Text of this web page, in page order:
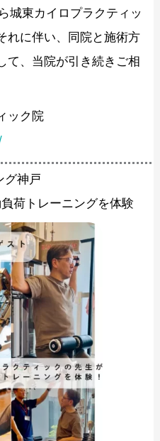
城東カイロプラクティッ
れに伴い、同院と施術方
て、当院が引き続きご相
ィック院
グ神戸
荷トレーニングを体験